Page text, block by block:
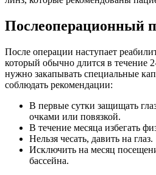
Послеоперационный
После операции наступает
который обычно длится в течение
нужно закапывать специальные
соблюдать рекомендации:
В первые сутки защищать
очками или повязкой.
В течение месяца избегать
Нельзя чесать, давить на глаз.
Исключить на месяц
бассейна.